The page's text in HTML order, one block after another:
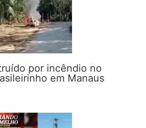
por incêndio no
em Manaus